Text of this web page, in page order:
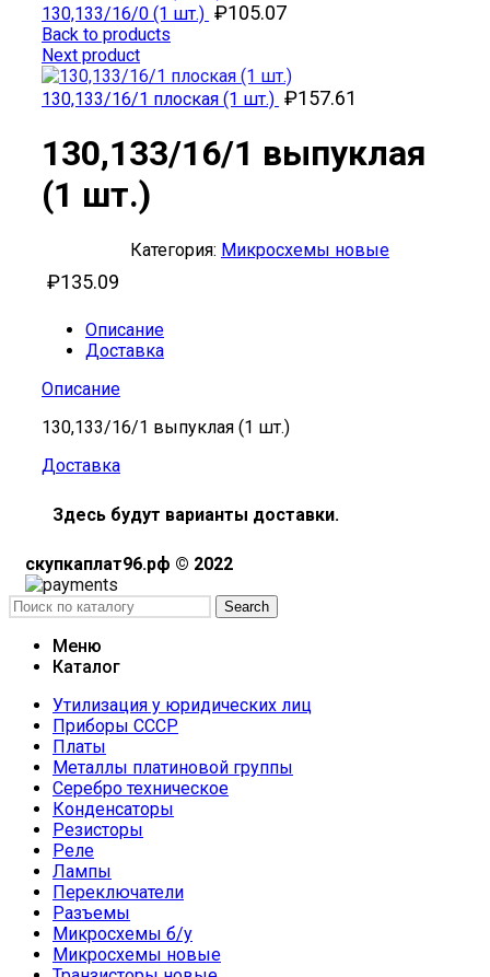
130,133/16/0 (1 шт.) ₽105.07
Back to products
Next product
130,133/16/1 плоская (1 шт.) ₽157.61
130,133/16/1 выпуклая
(1 шт.)
₽135.09
Категория: Микросхемы новые
Описание
Доставка
Описание
130,133/16/1 выпуклая (1 шт.)
Доставка
Здесь будут варианты доставки.
скупкаплат96.рф © 2022
Search
Меню
Каталог
Утилизация у юридических лиц
Приборы СССР
Платы
Металлы платиновой группы
Серебро техническое
Конденсаторы
Резисторы
Реле
Лампы
Переключатели
Разъемы
Микросхемы б/у
Микросхемы новые